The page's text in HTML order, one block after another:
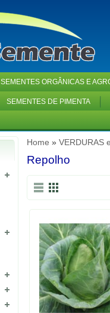
SEMENTES ORGÂNICAS E
SEMENTES DE PIMENTA
Home » VERDURAS
Repolho